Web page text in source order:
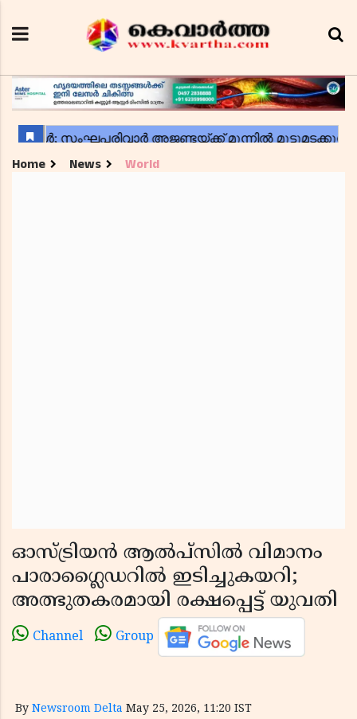
Home News World
ഓസ്ട്രിയൻ ആൽപ്‌സിൽ വിമാനം
പാരാഗ്ലൈഡറിൽ ഇടിച്ചുകയറി;
അത്ഭുതകരമായി രക്ഷപ്പെട്ട് യുവതി
Channel Group
By Newsroom Delta May 25, 2026, 11:20 IST